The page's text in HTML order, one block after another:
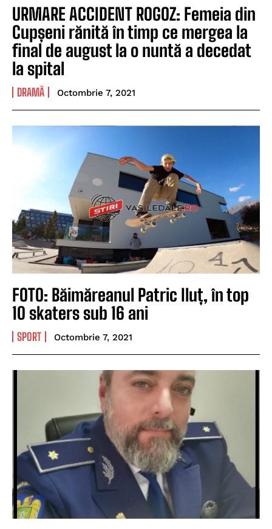
URMARE ACCIDENT ROGOZ: Femeia din
Cupșeni rănită în timp ce mergea la
final de august la o nuntă a decedat
la spital
DRAMĂ Octombrie 7, 2021
FOTO: Băimăreanul Patric Iluț, în top
10 skaters sub 16 ani
SPORT Octombrie 7, 2021